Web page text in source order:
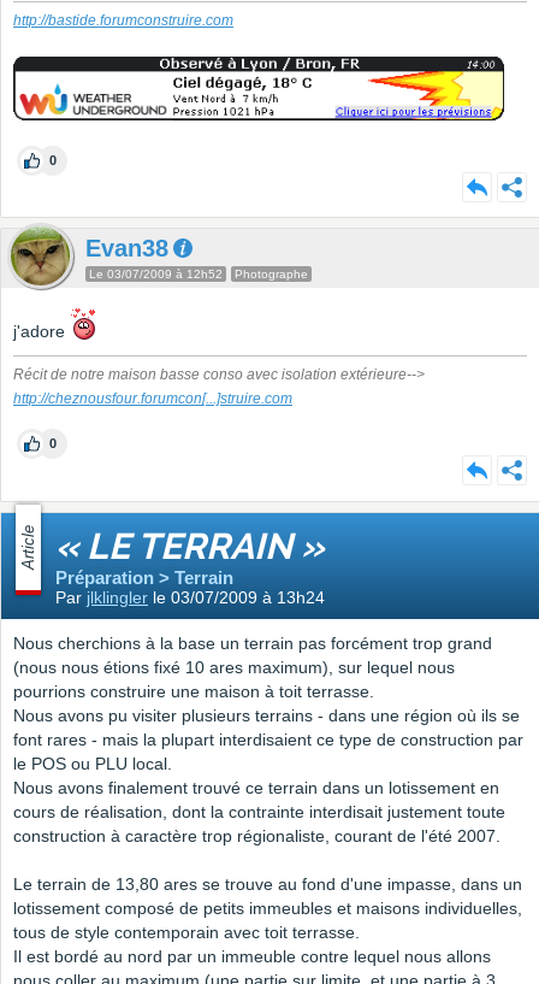
http://bastide.forumconstruire.com
0
Evan38
Le 03/07/2009 à 12h52 Photographe
j'adore
Récit de notre maison basse conso avec isolation extérieure-->
http://cheznousfour.forumcon[...]struire.com
0
Article « LE TERRAIN »
Préparation > Terrain
Par jlklingler le 03/07/2009 à 13h24
Nous cherchions à la base un terrain pas forcément trop grand
(nous nous étions fixé 10 ares maximum), sur lequel nous
pourrions construire une maison à toit terrasse.
Nous avons pu visiter plusieurs terrains - dans une région où ils se
font rares - mais la plupart interdisaient ce type de construction par
le POS ou PLU local.
Nous avons finalement trouvé ce terrain dans un lotissement en
cours de réalisation, dont la contrainte interdisait justement toute
construction à caractère trop régionaliste, courant de l'été 2007.
Le terrain de 13,80 ares se trouve au fond d'une impasse, dans un
lotissement composé de petits immeubles et maisons individuelles,
tous de style contemporain avec toit terrasse.
Il est bordé au nord par un immeuble contre lequel nous allons